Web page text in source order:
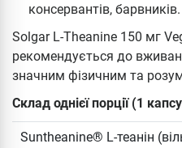
консервантів, барвників.
Solgar L-Theanine 150 мг
рекомендується до
значним фізичним та
Склад однієї порції (1
Suntheanine® L-теанін